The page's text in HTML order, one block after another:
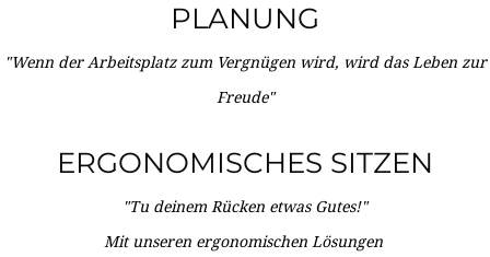
PLANUNG
"Wenn der Arbeitsplatz zum Vergnügen wird, wird das Leben zur
Freude"
ERGONOMISCHES SITZEN
"Tu deinem Rücken etwas Gutes!"
Mit unseren ergonomischen Lösungen